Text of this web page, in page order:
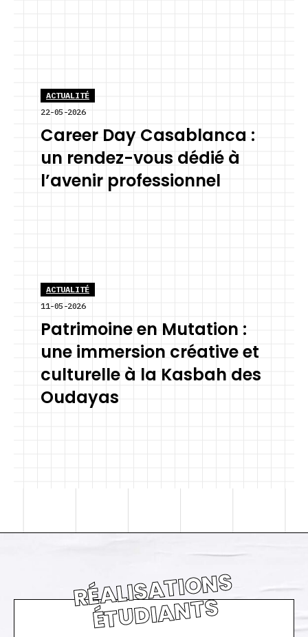
ACTUALITÉ
22-05-2026
Career Day Casablanca :
un rendez-vous dédié à
l’avenir professionnel
ACTUALITÉ
11-05-2026
Patrimoine en Mutation :
une immersion créative et
culturelle à la Kasbah des
Oudayas
RÉ
ALI
S
A
TI
O
N
S
É
T
U
DI
A
N
T
S